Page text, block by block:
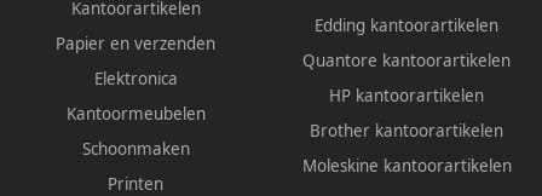
Kantoorartikelen
Papier en verzenden
Elektronica
Kantoormeubelen
Schoonmaken
Printen
Edding kantoorartikelen
Quantore kantoorartikelen
HP kantoorartikelen
Brother kantoorartikelen
Moleskine kantoorartikelen